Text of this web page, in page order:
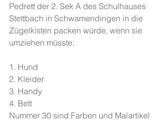
Pedrett der 2. Sek A des Schulhauses
Stettbach in Schwamendingen in die
Zügelkisten packen würde, wenn sie
umziehen müsste:
1. Hund
2. Kleider
3. Handy
4. Bett
Nummer 30 sind Farben und Malartikel